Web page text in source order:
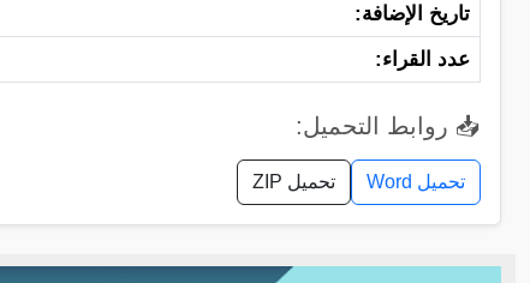
تاريخ الإضافة:
عدد القراء:
📥 روابط التحميل:
تحميل Word تحميل ZIP